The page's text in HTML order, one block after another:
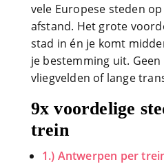
vele Europese steden
afstand. Het grote
stad in én je komt
je bestemming uit.
vliegvelden of lange
9x voordelige
trein
1.) Antwerpen per